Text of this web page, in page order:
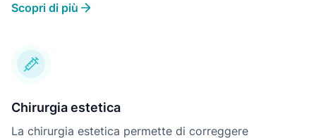
Scopri di più
Chirurgia estetica
La chirurgia estetica permette di correggere